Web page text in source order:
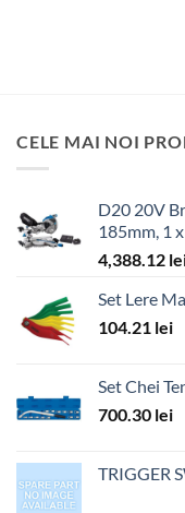
CELE MAI NOI
D20 20V
185mm, 1
4,388.12
Set Lere
104.21 lei
Set Chei
700.30 lei
TRIGGER